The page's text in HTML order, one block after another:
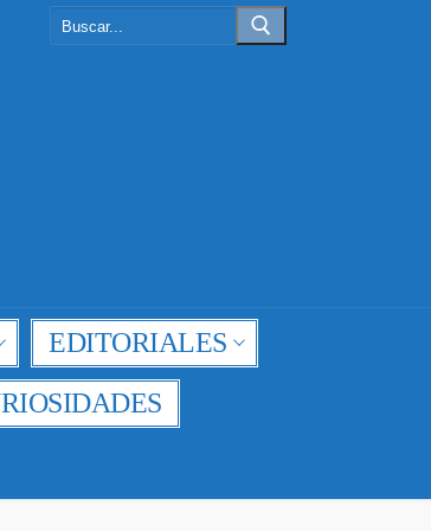
EDITORIALES